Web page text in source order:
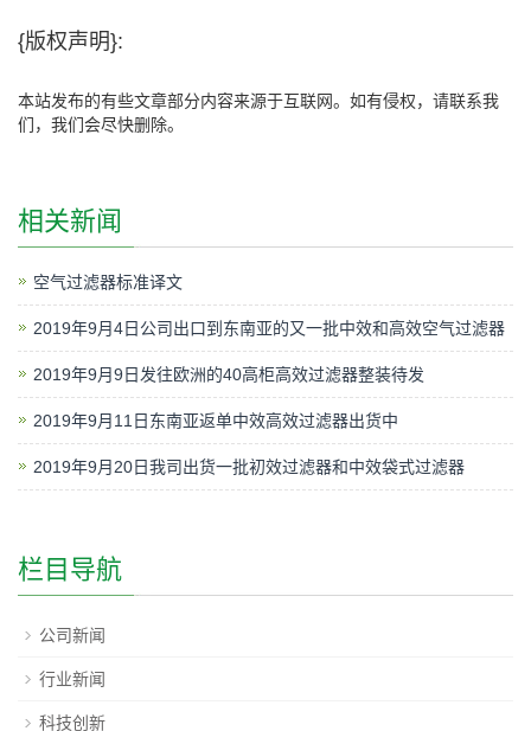
{版权声明}:
本站发布的有些文章部分内容来源于互联网。如有侵权，请联系我
们，我们会尽快删除。
相关新闻
空气过滤器标准译文
2019年9月4日公司出口到东南亚的又一批中效和高效空气过滤器
2019年9月9日发往欧洲的40高柜高效过滤器整装待发
2019年9月11日东南亚返单中效高效过滤器出货中
2019年9月20日我司出货一批初效过滤器和中效袋式过滤器
栏目导航
公司新闻
行业新闻
科技创新